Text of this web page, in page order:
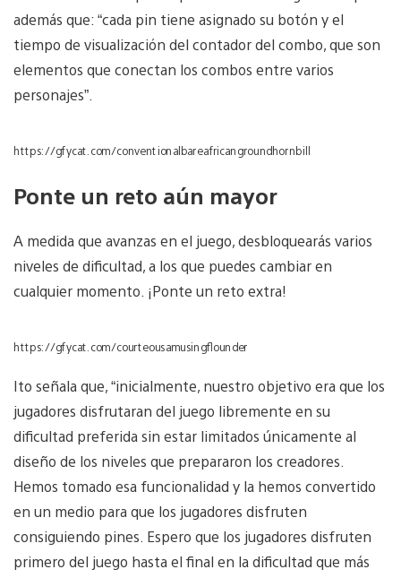
además que: “cada pin tiene asignado su botón y el
tiempo de visualización del contador del combo, que son
elementos que conectan los combos entre varios
personajes”.
https://gfycat.com/conventionalbareafricangroundhornbill
Ponte un reto aún mayor
A medida que avanzas en el juego, desbloquearás varios
niveles de dificultad, a los que puedes cambiar en
cualquier momento. ¡Ponte un reto extra!
https://gfycat.com/courteousamusingflounder
Ito señala que, “inicialmente, nuestro objetivo era que los
jugadores disfrutaran del juego libremente en su
dificultad preferida sin estar limitados únicamente al
diseño de los niveles que prepararon los creadores.
Hemos tomado esa funcionalidad y la hemos convertido
en un medio para que los jugadores disfruten
consiguiendo pines. Espero que los jugadores disfruten
primero del juego hasta el final en la dificultad que más